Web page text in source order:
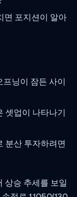
면 포지션이 알아
닝이 잠든 사이
셋업이 나타나기
분산 투자하려면
상승 추세를 보일